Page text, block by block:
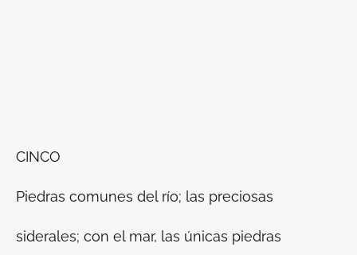
CINCO
Piedras comunes del río; las preciosas
siderales; con el mar, las únicas piedras